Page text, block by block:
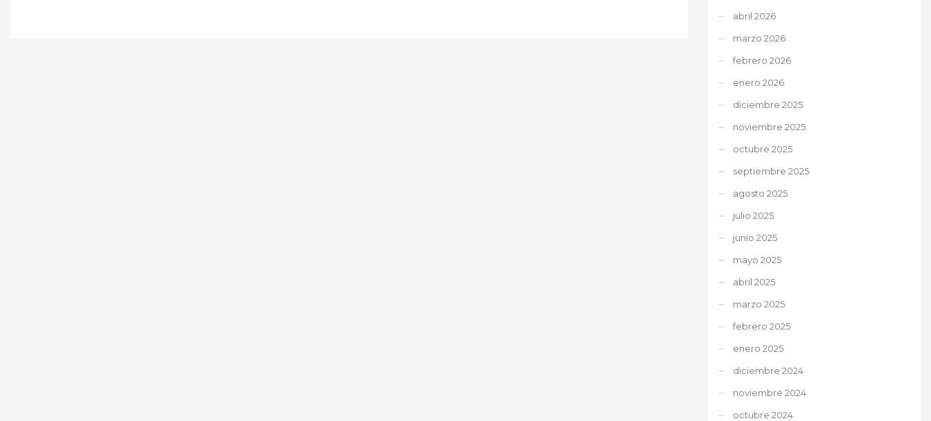
abril 2026
marzo 2026
febrero 2026
enero 2026
diciembre 2025
noviembre 2025
octubre 2025
septiembre 2025
agosto 2025
julio 2025
junio 2025
mayo 2025
abril 2025
marzo 2025
febrero 2025
enero 2025
diciembre 2024
noviembre 2024
octubre 2024